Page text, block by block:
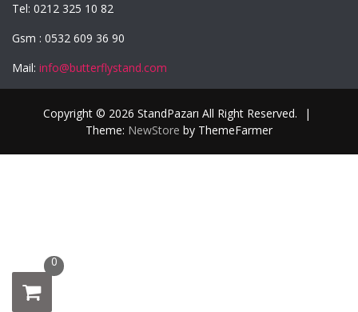
Tel: 0212 325 10 82
Gsm : 0532 609 36 90
Mail: info@butterflystand.com
Copyright © 2026 StandPazarı All Right Reserved.
|
Theme: NewStore by ThemeFarmer
0